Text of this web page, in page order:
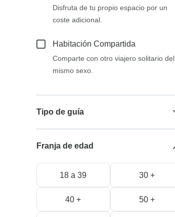
Disfruta de tu propio espacio por un
coste adicional.
Habitación Compartida
Comparte con otro viajero solitario del
mismo sexo.
Tipo de guía
Franja de edad
18 a 39 30 +
40 + 50 +